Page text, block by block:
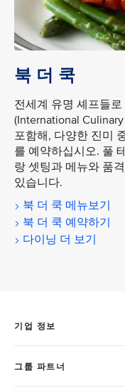
북 더 쿡
전세계 유명 셰프들
(International
포함해, 다양한 진미
를 예약하십시오. 풀
랑 셋팅과 메뉴와 품
있습니다.
북 더 쿡 메뉴보기
북 더 쿡 예약하기
다이닝 더 보기